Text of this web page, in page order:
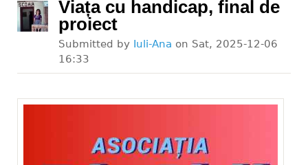
Viața cu handicap, final de
proiect
Submitted by Iuli-Ana on Sat, 2025-12-06
16:33